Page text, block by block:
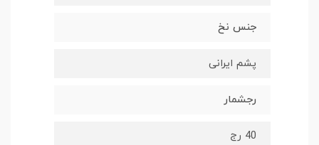
جنس نخ
پشم ایرانی
رجشمار
40 رج